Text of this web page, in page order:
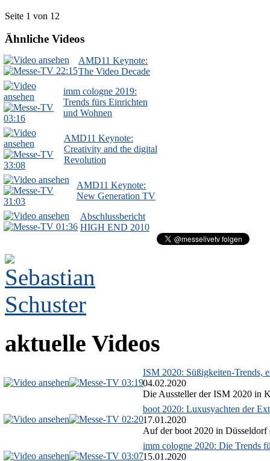
Seite 1 von 12
Ähnliche Videos
22:15
AMD11 Keynote:
The Video Decade
03:16
imm cologne 2019:
Trends fürs Einrichten
und Wohnen
33:08
AMD11 Keynote:
Creativity and the digital
Revolution
31:03
AMD11 Keynote:
New Generation TV
01:36
Abschlussbericht
HIGH END 2010
aktuelle Videos
03:19
ISM 2020: Süßigkeiten-Trends,
04.02.2020
Die Aussteller der ISM 2020 in
02:20
boot 2020: Luxusyachten der
17.01.2020
Auf der boot 2020 in Düsseldorf
03:07
imm cologne 2020: Die Trends
15.01.2020